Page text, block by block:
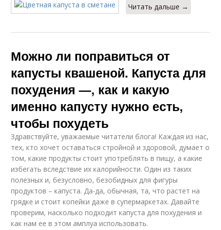
Читать дальше →
Можно ли поправиться от
капусты квашеной. Капуста для
похудения —, как и какую
именно капусту нужно есть,
чтобы похудеть
Здравствуйте, уважаемые читатели блога! Каждая из нас,
тех, кто хочет оставаться стройной и здоровой, думает о
том, какие продукты стоит употреблять в пищу, а какие
избегать вследствие их калорийности. Один из таких
полезных и, безусловно, безобидных для фигуры
продуктов – капуста. Да-да, обычная, та, что растет на
грядке и стоит копейки даже в супермаркетах. Давайте
проверим, насколько подходит капуста для похудения и
как нам ее в этом амплуа использовать.